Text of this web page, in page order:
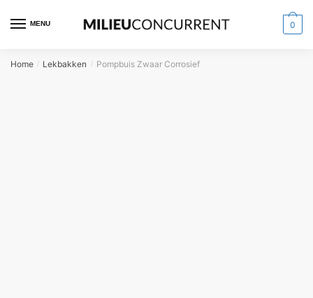
MENU 0
Home / Lekbakken / Pompbuis Zwaar Corrosief